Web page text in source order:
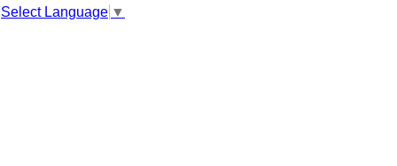
Select Language ▼